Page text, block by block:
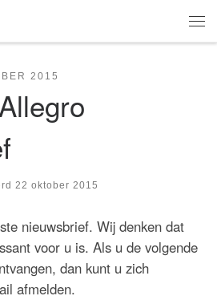
2015
22 oktober 2015
nieuwsbrief. Wij denken dat
voor u is. Als u de volgende
dan kunt u zich
afmelden.